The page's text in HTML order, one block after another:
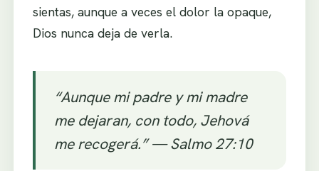
sientas, aunque a veces el dolor la opaque,
Dios nunca deja de verla.
“Aunque mi padre y mi madre
me dejaran, con todo, Jehová
me recogerá.” — Salmo 27:10